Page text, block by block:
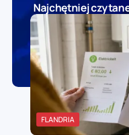
Najchętniej
FLANDRIA